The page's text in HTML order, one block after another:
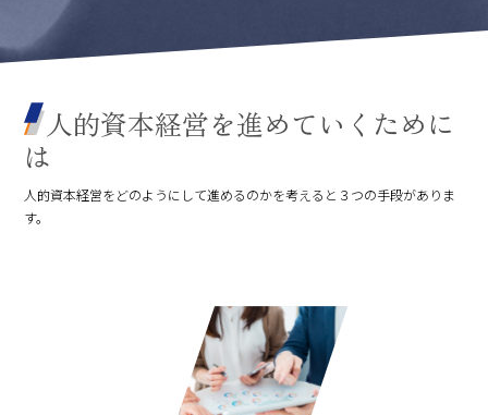
人的資本経営を進めていくために
は
人的資本経営をどのようにして進めるのかを考えると３つの手段がありま
す。